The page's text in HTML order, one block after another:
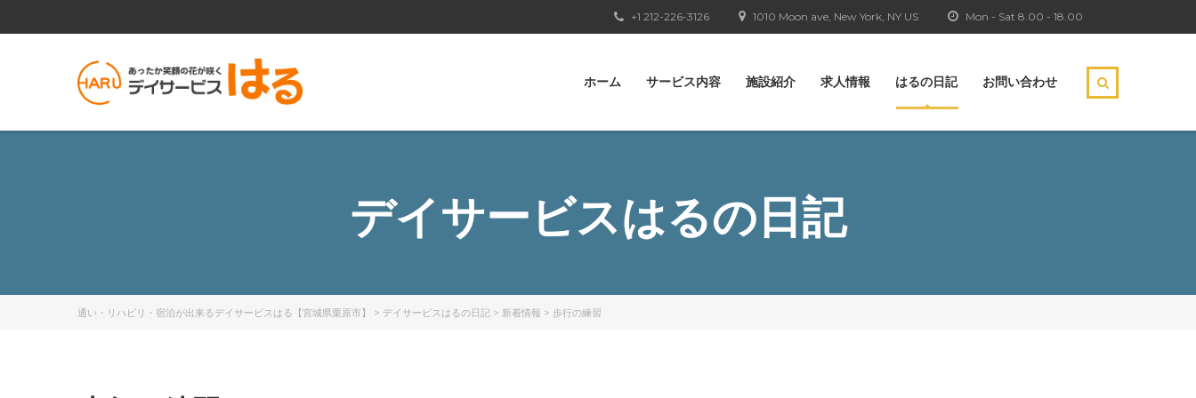
Mon - Sat 8.00 - 18.00
1010 Moon ave, New York, NY US
+1 212-226-3126
ホーム サービス内容 施設紹介 求人情報 はるの日記 お問い合わせ
デイサービスはるの日記
通い・リハビリ・宿泊が出来るデイサービスはる【宮城県栗原市】 > デイサービスはるの日記 > 新着情報 > 歩行の練習